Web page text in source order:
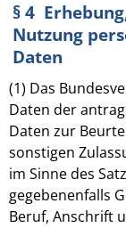
§ 4
Nutzung
Daten
(1) Das
Daten der
Daten zur
sonstigen
im Sinne des
gegebenenfalls
Beruf, Anschrift